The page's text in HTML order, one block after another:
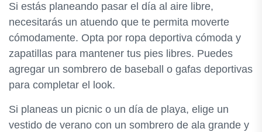
Si estás planeando pasar el día al aire libre,
necesitarás un atuendo que te permita moverte
cómodamente. Opta por ropa deportiva cómoda y
zapatillas para mantener tus pies libres. Puedes
agregar un sombrero de baseball o gafas deportivas
para completar el look.
Si planeas un picnic o un día de playa, elige un
vestido de verano con un sombrero de ala grande y